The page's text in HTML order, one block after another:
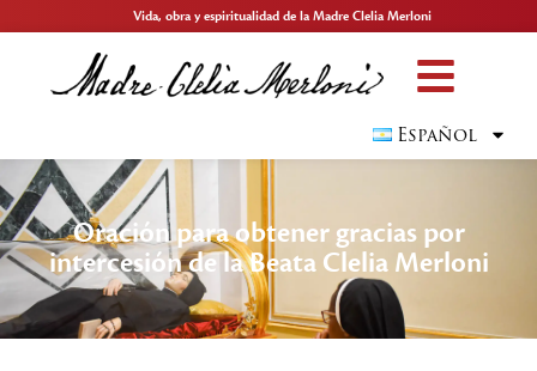
Vida, obra y espiritualidad de la Madre Clelia Merloni
Español
Oración para obtener gracias por
intercesión de la Beata Clelia Merloni